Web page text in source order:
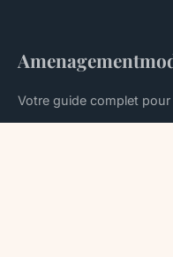
Votre guide complet